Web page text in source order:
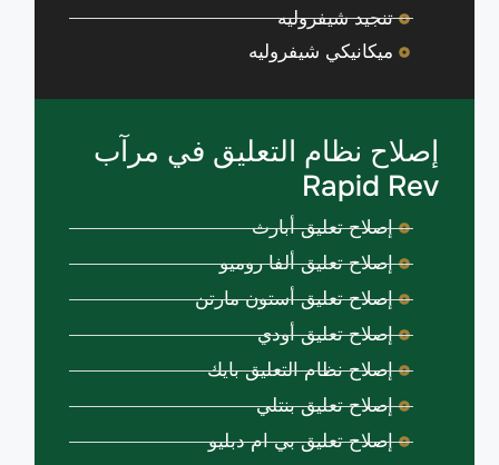
تنجيد شيفروليه
ميكانيكي شيفروليه
إصلاح نظام التعليق في مرآب
Rapid Rev
إصلاح تعليق أبارث
إصلاح تعليق ألفا روميو
إصلاح تعليق أستون مارتن
إصلاح تعليق أودي
إصلاح نظام التعليق بايك
إصلاح تعليق بنتلي
إصلاح تعليق بي ام دبليو